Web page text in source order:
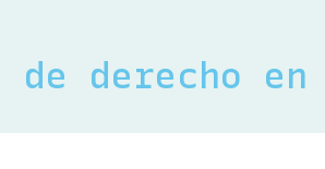
derecho en